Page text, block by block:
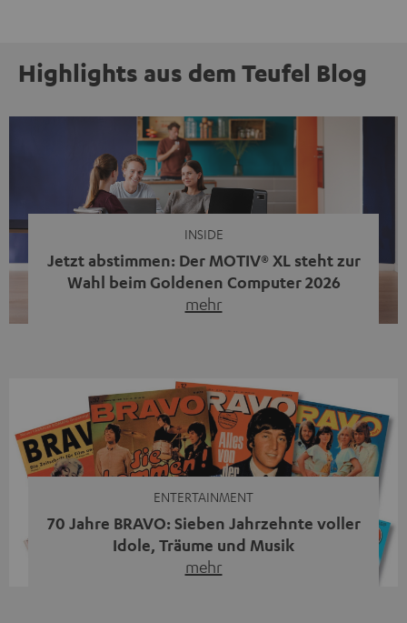
Highlights aus dem Teufel Blog
INSIDE
Jetzt abstimmen: Der MOTIV® XL steht zur
Wahl beim Goldenen Computer 2026
mehr
Streaming-System vereint hochwertige HiFi-Technik,
moderne Streaming-Funktionen und hohe Flexibilität in
einem einzigen Gerät – und zeigt, dass man für großen
Sound heute keine klassische HiFi-Anlage mehr braucht.
ENTERTAINMENT
70 Jahre BRAVO: Sieben Jahrzehnte voller
Idole, Träume und Musik
mehr